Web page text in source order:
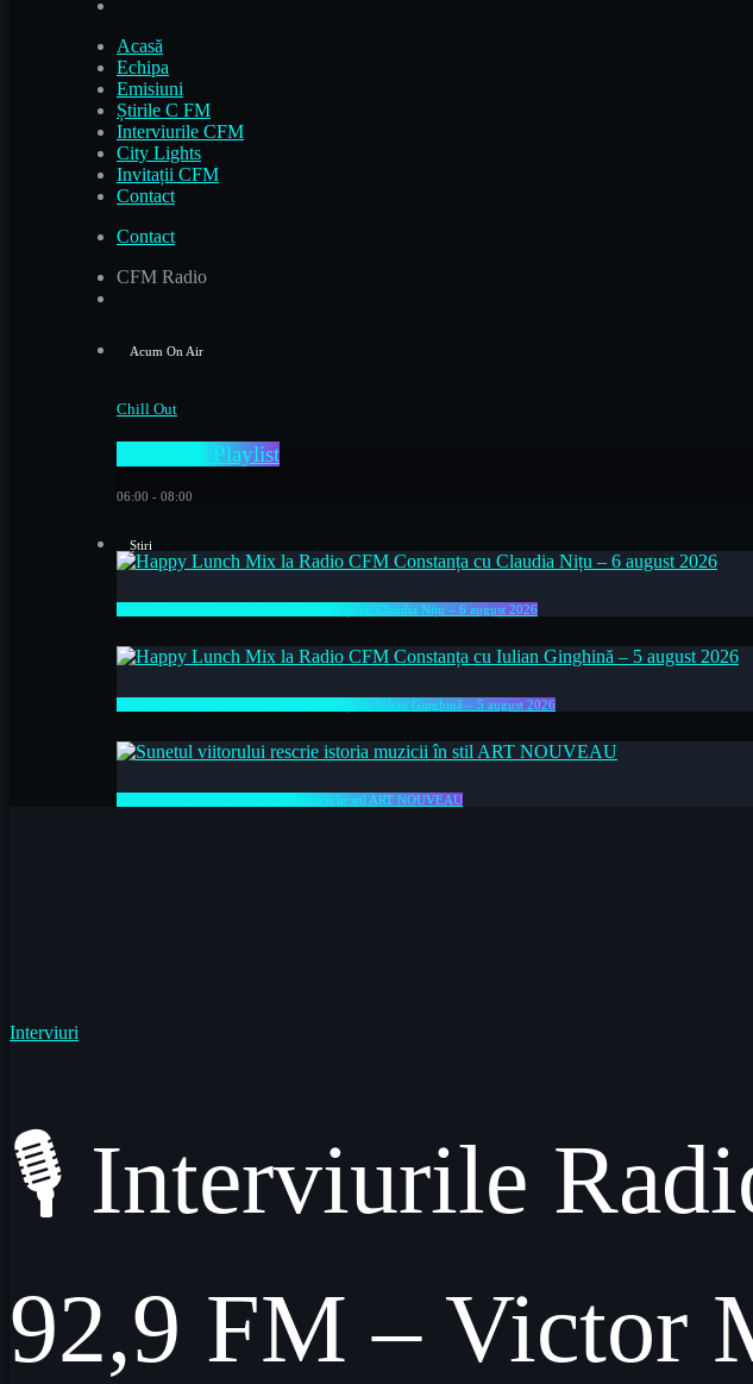
Acasă
Echipa
Emisiuni
Știrile C FM
Interviurile CFM
City Lights
Invitații CFM
Contact
Contact
CFM Radio
Acum On Air
Chill Out
Day Time Playlist
06:00 - 08:00
Știri
Happy Lunch Mix la Radio CFM Constanța cu Claudia Nițu – 6 august 2026
Happy Lunch Mix la Radio CFM Constanța cu Iulian Ginghină – 5 august 2026
Sunetul viitorului rescrie istoria muzicii în stil ART NOUVEAU
Interviuri
🎙 Interviurile
92,9 FM – Victor